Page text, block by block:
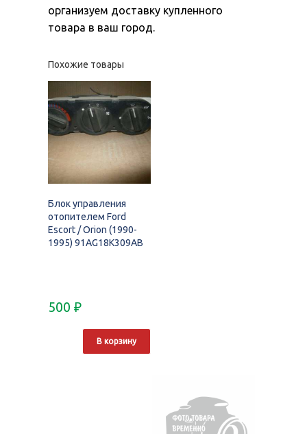
организуем доставку купленного
товара в ваш город.
Похожие товары
Блок управления
отопителем Ford
Escort / Orion (1990-
1995) 91AG18K309AB
500 ₽
В корзину